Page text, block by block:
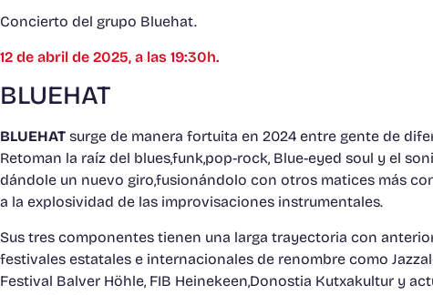
Concierto del grupo Bluehat.
12 de abril de 2025, a las 19:30h.
BLUEHAT
BLUEHAT surge de manera fortuita en 2024 entre gente de
Retoman la raíz del blues,funk,pop-rock, Blue-eyed soul y el
dándole un nuevo giro,fusionándolo con otros matices más
a la explosividad de las improvisaciones instrumentales.
Sus tres componentes tienen una larga trayectoria con
festivales estatales e internacionales de renombre como
Festival Balver Höhle, FIB Heinekeen,Donostia Kutxakultur y